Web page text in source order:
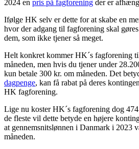
2024 en pris på fagforening der er
Ifølge HK selv er dette for at skabe en
hvor der adgang til fagforening skal
dem, som ikke tjener så meget.
Helt konkret kommer HK´s fagforening
måneden, men hvis du tjener under
kun betale 300 kr. om måneden. Det
dagpenge, kan få rabat på deres
HK fagforening.
Lige nu koster HK´s fagforening dog
de fleste vil dette betyde en højere
at gennemsnitslønnen i Danmark i 2023
måneden.